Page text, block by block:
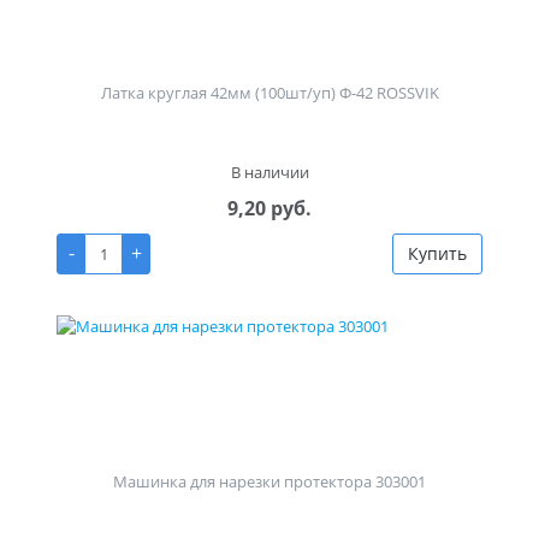
Латка круглая 42мм (100шт/уп) Ф-42 ROSSVIK
В наличии
9,20 руб.
-
+ Купить
Машинка для нарезки протектора 303001